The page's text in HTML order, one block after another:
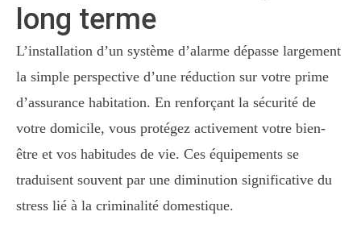
long terme
L’installation d’un système d’alarme dépasse largement
la simple perspective d’une réduction sur votre prime
d’assurance habitation. En renforçant la sécurité de
votre domicile, vous protégez activement votre bien-
être et vos habitudes de vie. Ces équipements se
traduisent souvent par une diminution significative du
stress lié à la criminalité domestique.